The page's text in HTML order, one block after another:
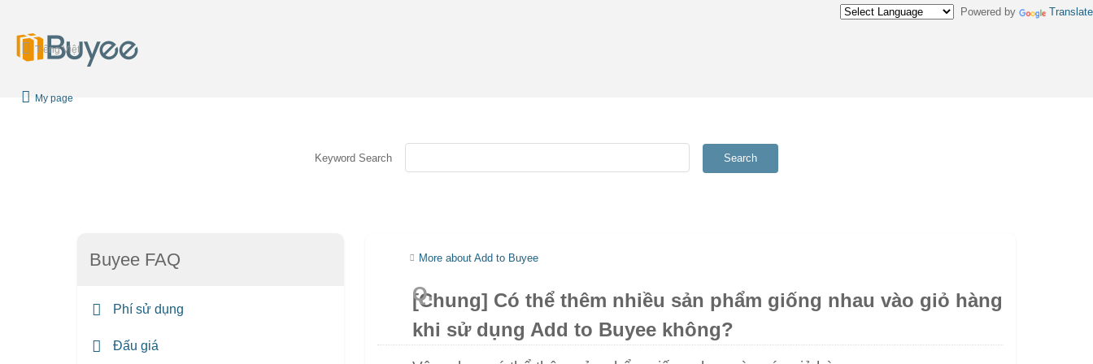
Powered by Translate
Tiếng Việt
My page
Keyword Search Search
Buyee FAQ
Phí sử dụng
Đấu giá
More about Add to Buyee
[Chung] Có thể thêm nhiều sản phẩm giống nhau vào giỏ hàng
khi sử dụng Add to Buyee không?